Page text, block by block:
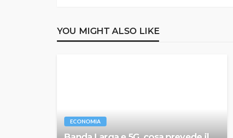
YOU MIGHT ALSO LIKE
ECONOMIA